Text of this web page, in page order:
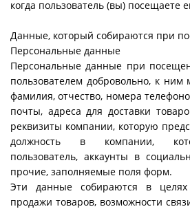
когда пользователь (вы) посещаете
Данные, который собираются при
Персональные данные
Персональные данные при
пользователем добровольно, к ним
фамилия, отчество, номера
почты, адреса для доставки
реквизиты компании, которую
должность в компании,
пользователь, аккаунты в
прочие, заполняемые поля форм.
Эти данные собираются в целях
продажи товаров, возможности